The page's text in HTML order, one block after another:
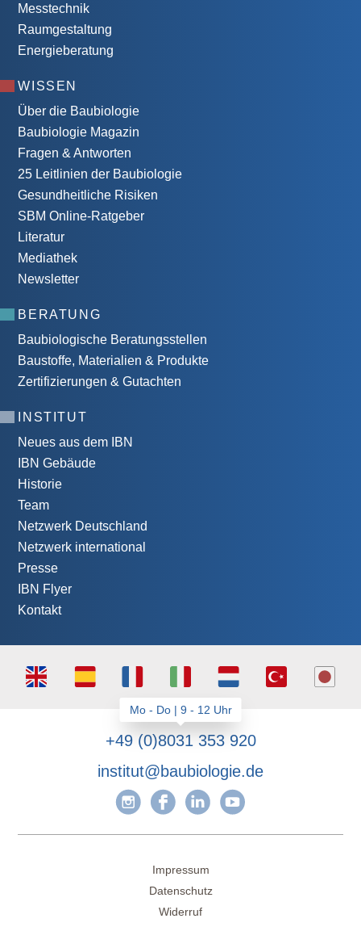
Messtechnik
Raumgestaltung
Energieberatung
WISSEN
Über die Baubiologie
Baubiologie Magazin
Fragen & Antworten
25 Leitlinien der Baubiologie
Gesundheitliche Risiken
SBM Online-Ratgeber
Literatur
Mediathek
Newsletter
BERATUNG
Baubiologische Beratungsstellen
Baustoffe, Materialien & Produkte
Zertifizierungen & Gutachten
INSTITUT
Neues aus dem IBN
IBN Gebäude
Historie
Team
Netzwerk Deutschland
Netzwerk international
Presse
IBN Flyer
Kontakt
+49 (0)8031 353 920
institut@baubiologie.de
Impressum
Datenschutz
Widerruf